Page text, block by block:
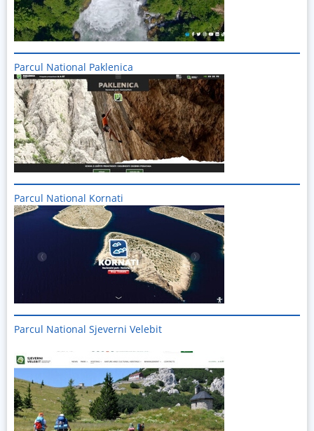
Parcul National Paklenica
Imagine
Parcul National Kornati
Imagine
Parcul National Sjeverni Velebit
Imagine